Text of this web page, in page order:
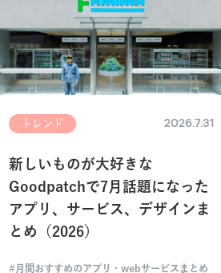
トレンド 2026.7.31
新しいものが大好きな
Goodpatchで7月話題になった
アプリ、サービス、デザインま
とめ（2026）
月間おすすめのアプリ・webサービスまとめ